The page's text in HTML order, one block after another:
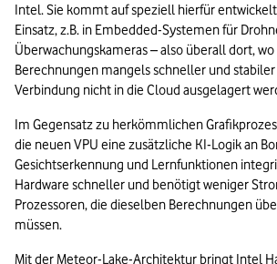
Intel. Sie kommt auf speziell hierfür
Einsatz, z.B. in Embedded-Systemen für
Überwachungskameras – also überall dort,
Berechnungen mangels schneller und
Verbindung nicht in die Cloud ausgelagert
Im Gegensatz zu herkömmlichen
die neuen VPU eine zusätzliche KI-Logik an
Gesichtserkennung und Lernfunktionen
Hardware schneller und benötigt weniger
Prozessoren, die dieselben Berechnungen
müssen.
Mit der Meteor-Lake-Architektur bringt Intel